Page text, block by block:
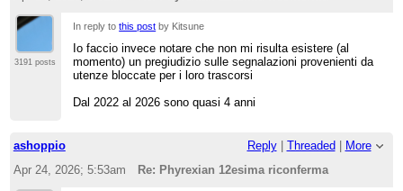
che si voti su Phyrexian e il
commento parla del forum. Che
c’entra?
3191 posts
In reply tothis post by Kitsune
Io faccio invece notare che non mi risulta esistere (al
momento) un pregiudizio sulle segnalazioni provenienti da
utenze bloccate per i loro trascorsi
Dal 2022 al 2026 sono quasi 4 anni
ashoppio Reply| Threaded
More
Apr 24, 2026; 5:53am
Re: Phyrexian 12esima riconferma